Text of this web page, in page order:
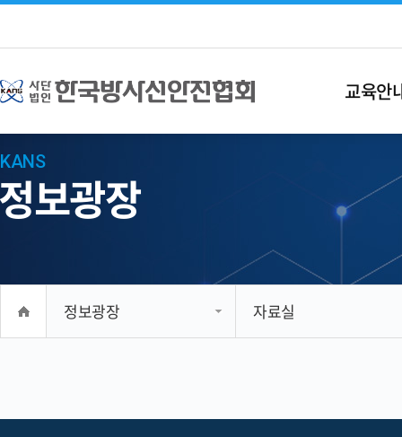
교육안
KANS
보광장
정보광장 자료실